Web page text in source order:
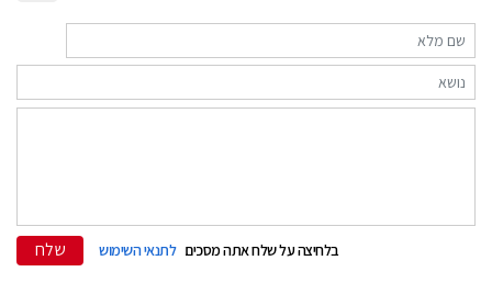
בלחיצה על שלח אתה מסכים לתנאי השימוש שלח